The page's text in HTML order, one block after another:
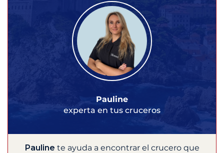
Pauline
experta en tus cruceros
Pauline te ayuda a encontrar el crucero que